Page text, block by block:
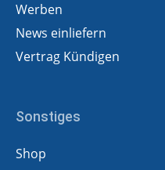
Werben
News einliefern
Vertrag Kündigen
Sonstiges
Shop